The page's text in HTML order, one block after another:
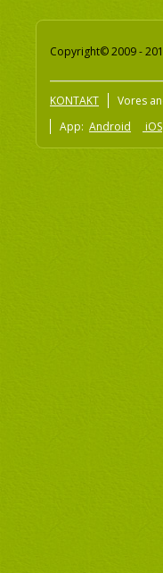
Copyright© 2009 -
KONTAKT Vores
App: Android iOS